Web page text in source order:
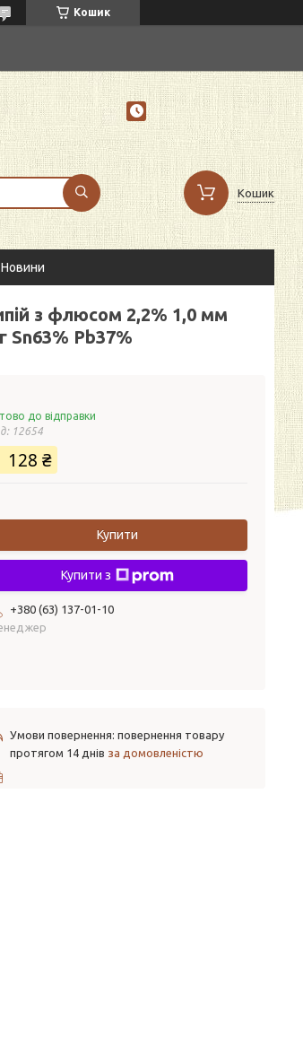
Кошик
Кошик
Новини
з флюсом 2,2% 1,0 мм
Sn63% Pb37%
до відправки
12654
128 ₴
Купити
Купити з
+380 (63) 137-01-10
повернення товару
протягом 14 днів за домовленістю